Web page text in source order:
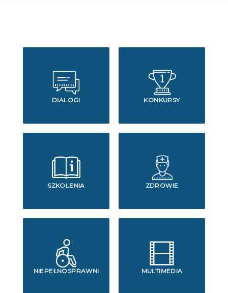
DIALOGI KONKURSY
SZKOLENIA ZDROWIE
NIEPEŁNOSPRAWNI MULTIMEDIA